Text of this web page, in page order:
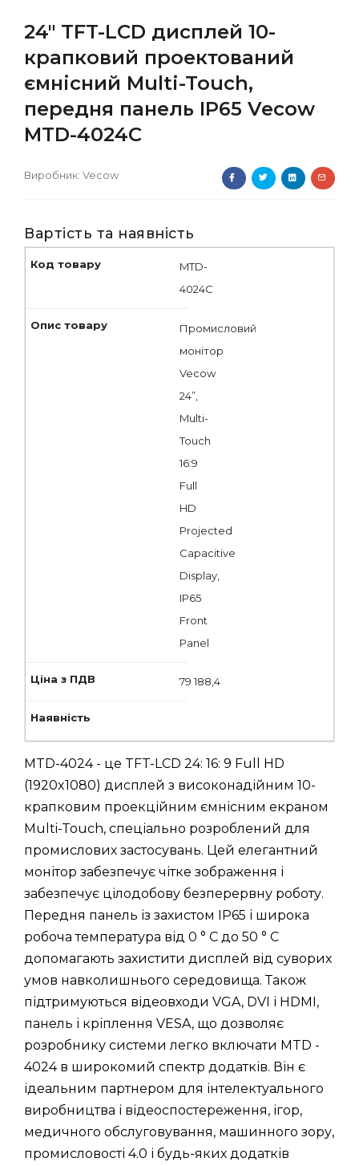
24" TFT-LCD дисплей 10-
крапковий проектований
ємнісний Multi-Touch,
передня панель IP65 Vecow
MTD-4024С
Виробник: Vecow
Вартість та наявність
MTD-
4024C
Промисловий
монітор
Vecow
24”,
Multi-
Touch
16:9
Full
HD
Projected
Capacitive
Display,
IP65
Front
Panel
79 188,4
MTD-4024 - це TFT-LCD 24: 16: 9 Full HD
(1920x1080) дисплей з високонадійним 10-
крапковим проекційним ємнісним екраном
Multi-Touch, спеціально розроблений для
промислових застосувань. Цей елегантний
монітор забезпечує чітке зображення і
забезпечує цілодобову безперервну роботу.
Передня панель із захистом IP65 і широка
робоча температура від 0 ° C до 50 ° C
допомагають захистити дисплей від суворих
умов навколишнього середовища. Також
підтримуються відеовходи VGA, DVI і HDMI,
панель і кріплення VESA, що дозволяє
розробнику системи легко включати MTD -
4024 в широкомий спектр додатків. Він є
ідеальним партнером для інтелектуального
виробництва і відеоспостереження, ігор,
медичного обслуговування, машинного зору,
промисловості 4.0 і будь-яких додатків